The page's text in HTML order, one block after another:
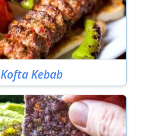
Kofta Kebab